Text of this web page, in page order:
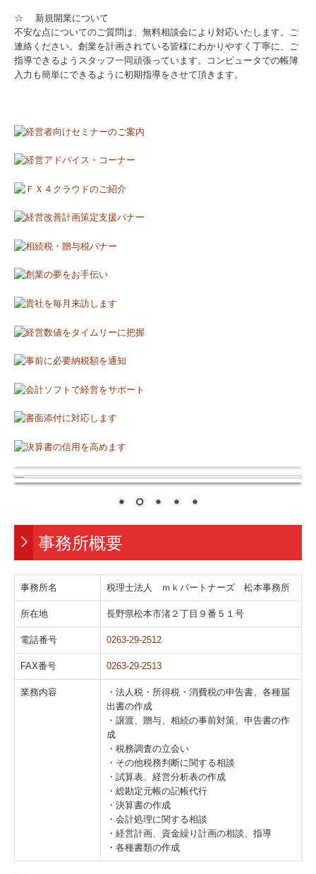
☆ 新規開業について
不安な点についてのご質問は、無料相談会により対応いたします。ご
連絡ください。創業を計画されている皆様にわかりやすく丁寧に、ご
指導できるようスタッフ一同頑張っています。コンピュータでの帳簿
入力も簡単にできるように初期指導をさせて頂きます。
事務所概要
事務所名 税理士法人 ｍｋパートナーズ 松本事務所
所在地 長野県松本市渚２丁目９番５１号
電話番号 0263-29-2512
FAX番号 0263-29-2513
業務内容
・法人税・所得税・消費税の申告書、各種届
出書の作成
・譲渡、贈与、相続の事前対策、申告書の作
成
・税務調査の立会い
・その他税務判断に関する相談
・試算表、経営分析表の作成
・総勘定元帳の記帳代行
・決算書の作成
・会計処理に関する相談
・経営計画、資金繰り計画の相談、指導
・各種書類の作成